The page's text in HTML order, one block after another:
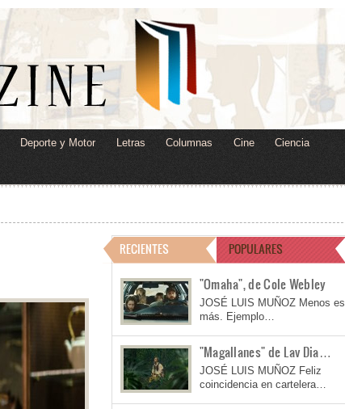
Deporte y Motor Letras Columnas Cine Ciencia
RECIENTES POPULARES
"Omaha", de Cole Webley
JOSÉ LUIS MUÑOZ Menos es
más. Ejemplo…
"Magallanes" de Lav Dia…
JOSÉ LUIS MUÑOZ Feliz
coincidencia en cartelera…